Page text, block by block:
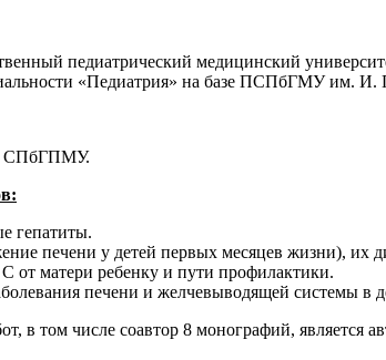
педиатрический медицинский
«Педиатрия» на базе ПСПбГМУ им. И.
СПбГПМУ.
гепатиты.
печени у детей первых месяцев жизни), их
от матери ребенку и пути профилактики.
печени и желчевыводящей системы в
в том числе соавтор 8 монографий, является